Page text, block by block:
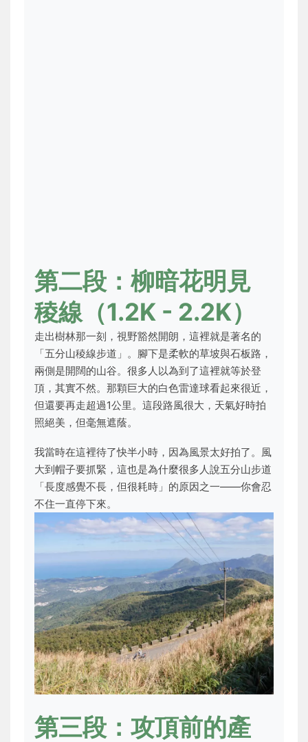
第二段：柳暗花明見
稜線（1.2K - 2.2K）
走出樹林那一刻，視野豁然開朗，這裡就是著名的
「五分山稜線步道」。腳下是柔軟的草坡與石板路，
兩側是開闊的山谷。很多人以為到了這裡就等於登
頂，其實不然。那顆巨大的白色雷達球看起來很近，
但還要再走超過1公里。這段路風很大，天氣好時拍
照絕美，但毫無遮蔭。
我當時在這裡待了快半小時，因為風景太好拍了。風
大到帽子要抓緊，這也是為什麼很多人說五分山步道
「長度感覺不長，但很耗時」的原因之一——你會忍
不住一直停下來。
第三段：攻頂前的產